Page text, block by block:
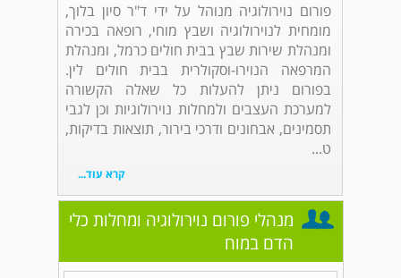
פורום נוירולוגיה מנוהל על ידי ד"ר סיון בלוך,
מומחית לנוירולוגיה ושבץ מוחי, רופאה בכירה
ומנהלת שירות שבץ בבית חולים כרמל, ומנהלת
המרפאה הנוירו-וסקולרית בבית חולים לין.
בפורום ניתן להעלות כל שאלה הקשורה
למערכת העצבים ולמחלות נוירולוגיות וכן לגבי
תסמינים, אבחונים ודרכי בירור, תוצאות בדיקות,
ט...
קרא עוד...
מנהלי פורום נוירולוגיה ומחלות כלי
הדם במוח